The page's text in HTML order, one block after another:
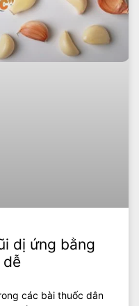
dị ứng bằng
dễ
các bài thuốc dân